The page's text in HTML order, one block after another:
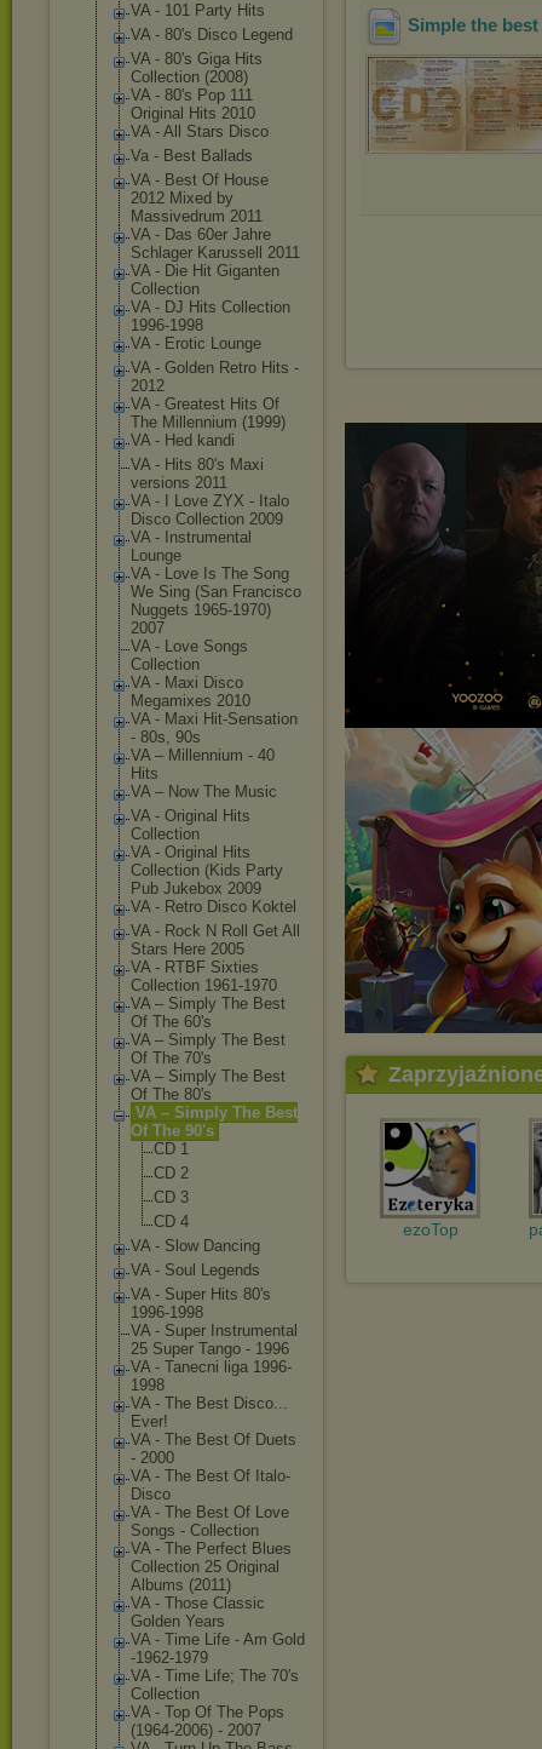
VA - 101 Party Hits
VA - 80's Disco Legend
VA - 80's Giga Hits
Collection (2008)
VA - 80's Pop 111
Original Hits 2010
VA - All Stars Disco
Va - Best Ballads
VA - Best Of House
2012 Mixed by
Massivedrum 2011
VA - Das 60er Jahre
Schlager Karussell 2011
VA - Die Hit Giganten
Collection
VA - DJ Hits Collection
1996-1998
VA - Erotic Lounge
VA - Golden Retro Hits -
2012
VA - Greatest Hits Of
The Millennium (1999)
VA - Hed kandi
VA - Hits 80's Maxi
versions 2011
VA - I Love ZYX - Italo
Disco Collection 2009
VA - Instrumental
Lounge
VA - Love Is The Song
We Sing (San Francisco
Nuggets 1965-1970)
2007
VA - Love Songs
Collection
VA - Maxi Disco
Megamixes 2010
VA - Maxi Hit-Sensation
- 80s, 90s
VA ‎– Millennium - 40
Hits
VA ‎– Now The Music
VA - Original Hits
Collection
VA - Original Hits
Collection (Kids Party
Pub Jukebox 2009
VA - Retro Disco Koktel
VA - Rock N Roll Get All
Stars Here 2005
VA - RTBF Sixties
Collection 1961-1970
VA ‎– Simply The Best
Of The 60's
VA ‎– Simply The Best
Of The 70's
VA ‎– Simply The Best
Of The 80's
VA ‎– Simply The Best
Of The 90's
CD 1
CD 2
CD 3
CD 4
VA - Slow Dancing
VA - Soul Legends
VA - Super Hits 80's
1996-1998
VA - Super Instrumental
25 Super Tango - 1996
VA - Tanecni liga 1996-
1998
VA - The Best Disco...
Ever!
VA - The Best Of Duets
- 2000
VA - The Best Of Italo-
Disco
VA - The Best Of Love
Songs - Collection
VA - The Perfect Blues
Collection 25 Original
Albums (2011)
VA - Those Classic
Golden Years
VA - Time Life - Am Gold
-1962-1979
VA - Time Life; The 70′s
Collection
VA - Top Of The Pops
(1964-2006) - 2007
Simple the best
ezoTop